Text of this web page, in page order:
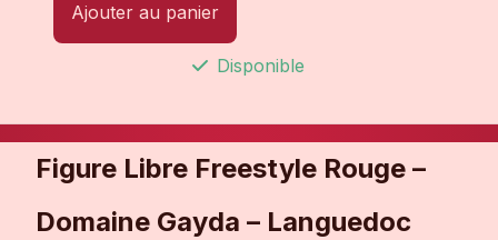
Ajouter au panier
Disponible
Figure Libre Freestyle Rouge –
Domaine Gayda – Languedoc